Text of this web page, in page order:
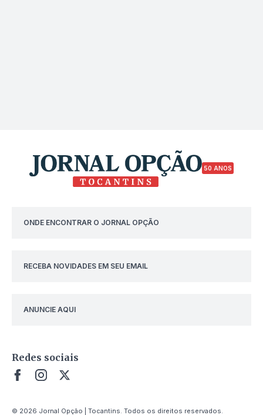
50 ANOS
ONDE ENCONTRAR O JORNAL OPÇÃO
RECEBA NOVIDADES EM SEU EMAIL
ANUNCIE AQUI
Redes sociais
© 2026 Jornal Opção | Tocantins. Todos os direitos reservados.